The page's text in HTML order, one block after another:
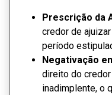
Prescrição da
credor de
período
Negativação
direito do
inadimplente, o